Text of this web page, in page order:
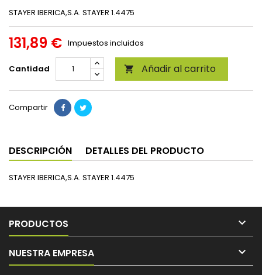
STAYER IBERICA,S.A. STAYER 1.4475
131,89 € Impuestos incluidos
Cantidad  Añadir al carrito
Compartir
DESCRIPCIÓN DETALLES DEL PRODUCTO
STAYER IBERICA,S.A. STAYER 1.4475
PRODUCTOS 
NUESTRA EMPRESA 